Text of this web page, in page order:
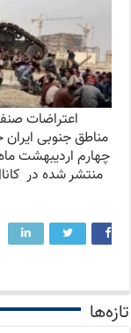
اعتراضات
مناطق جنوبی
چهارم اردیبهشت
منتشر شده در
تازه‌ها